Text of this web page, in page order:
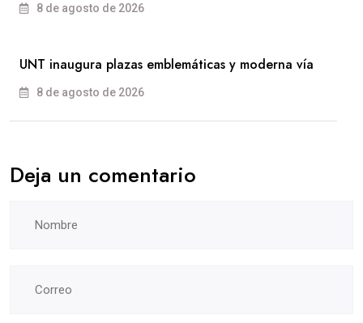
8 de agosto de 2026
UNT inaugura plazas emblemáticas y moderna vía
8 de agosto de 2026
Deja un comentario